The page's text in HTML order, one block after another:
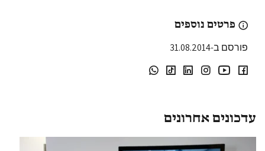
פרטים נוספים
פורסם ב-31.08.2014
עדכונים אחרונים